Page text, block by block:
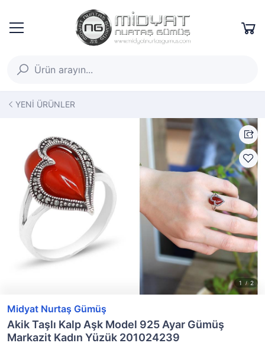
YENİ ÜRÜNLER
Midyat Nurtaş Gümüş
Akik Taşlı Kalp Aşk Model 925 Ayar Gümüş
Markazit Kadın Yüzük 201024239